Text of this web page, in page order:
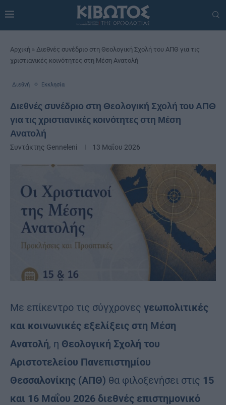
Αρχική » Διεθνές συνέδριο στη Θεολογική Σχολή του ΑΠΘ για τις
χριστιανικές κοινότητες στη Μέση Ανατολή
Διεθνή Εκκλησία
Διεθνές συνέδριο στη Θεολογική Σχολή του ΑΠΘ
για τις χριστιανικές κοινότητες στη Μέση
Ανατολή
Συντάκτης Genneleni 13 Μαΐου 2026
Με επίκεντρο τις σύγχρονες γεωπολιτικές
και κοινωνικές εξελίξεις στη Μέση
Ανατολή, η Θεολογική Σχολή του
Αριστοτελείου Πανεπιστημίου
Θεσσαλονίκης (ΑΠΘ) θα φιλοξενήσει στις 15
και 16 Μαΐου 2026 διεθνές επιστημονικό